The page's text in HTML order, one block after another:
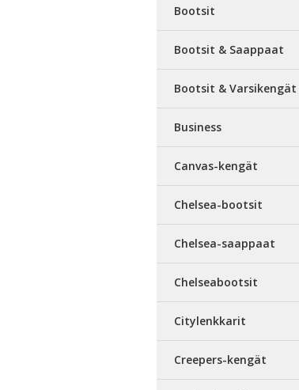
Bootsit
Bootsit & Saappaat
Bootsit & Varsikengät
Business
Canvas-kengät
Chelsea-bootsit
Chelsea-saappaat
Chelseabootsit
Citylenkkarit
Creepers-kengät